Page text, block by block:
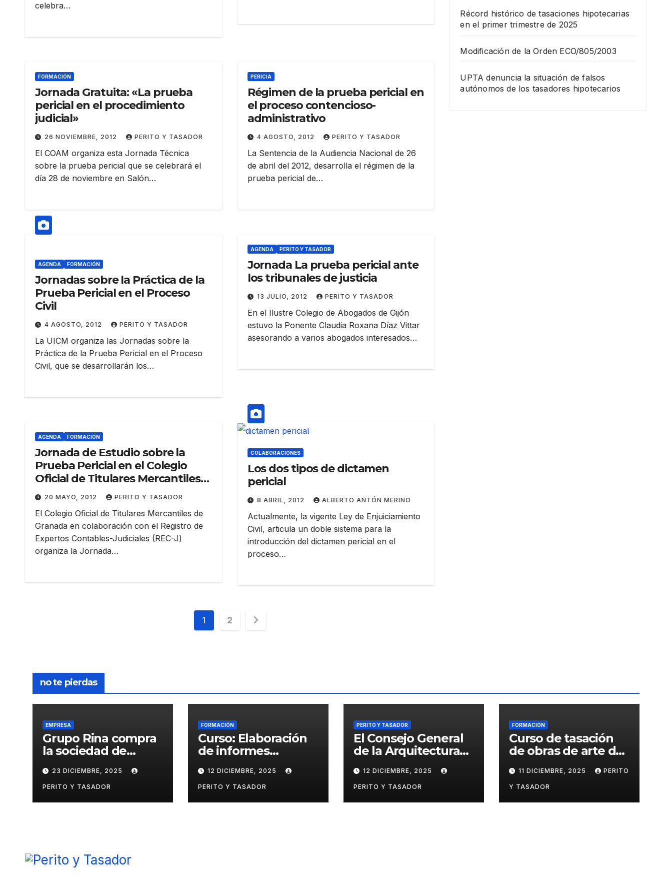
celebra…
FORMACIÓN
Jornada Gratuita: «La prueba
pericial en el procedimiento
judicial»
26 NOVIEMBRE, 2012 PERITO Y TASADOR
El COAM organiza esta Jornada Técnica
sobre la prueba pericial que se celebrará el
día 28 de noviembre en Salón…
PERICIA
Régimen de la prueba pericial en
el proceso contencioso-
administrativo
4 AGOSTO, 2012 PERITO Y TASADOR
La Sentencia de la Audiencia Nacional de 26
de abril del 2012, desarrolla el régimen de la
prueba pericial de…
AGENDA FORMACIÓN
Jornadas sobre la Práctica de la
Prueba Pericial en el Proceso
Civil
4 AGOSTO, 2012 PERITO Y TASADOR
La UICM organiza las Jornadas sobre la
Práctica de la Prueba Pericial en el Proceso
Civil, que se desarrollarán los…
AGENDA PERITO Y TASADOR
Jornada La prueba pericial ante
los tribunales de justicia
13 JULIO, 2012 PERITO Y TASADOR
En el Ilustre Colegio de Abogados de Gijón
estuvo la Ponente Claudia Roxana Díaz Vittar
asesorando a varios abogados interesados…
AGENDA FORMACIÓN
Jornada de Estudio sobre la
Prueba Pericial en el Colegio
Oficial de Titulares Mercantiles
de Granada
20 MAYO, 2012 PERITO Y TASADOR
El Colegio Oficial de Titulares Mercantiles de
Granada en colaboración con el Registro de
Expertos Contables-Judiciales (REC-J)
organiza la Jornada…
COLABORACIONES
Los dos tipos de dictamen
pericial
8 ABRIL, 2012 ALBERTO ANTÓN MERINO
Actualmente, la vigente Ley de Enjuiciamiento
Civil, articula un doble sistema para la
introducción del dictamen pericial en el
proceso…
Paginación
1 2
Récord histórico de tasaciones hipotecarias
en el primer trimestre de 2025
Modificación de la Orden ECO/805/2003
UPTA denuncia la situación de falsos
autónomos de los tasadores hipotecarios
no te pierdas
EMPRESA
Grupo Rina compra
la sociedad de
23 DICIEMBRE, 2025
PERITO Y TASADOR
FORMACIÓN
Curso: Elaboración
de informes
psicológicos en el
ámbito penal
12 DICIEMBRE, 2025
PERITO Y TASADOR
PERITO Y TASADOR
El Consejo General
de la Arquitectura
huelga de los
tasadores
hipotecarios
12 DICIEMBRE, 2025
PERITO Y TASADOR
FORMACIÓN
Curso de tasación
de obras de arte del
Artes y
Humanidades
11 DICIEMBRE, 2025 PERITO
Y TASADOR